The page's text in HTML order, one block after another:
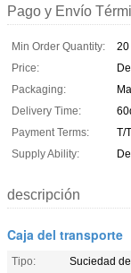
Pago y Envío
Min Order Quantity:
20
Price:
Packaging:
Delivery Time:
Payment Terms:
T/
Supply Ability:
descripción
Caja del transporte
Tipo:
Suciedad